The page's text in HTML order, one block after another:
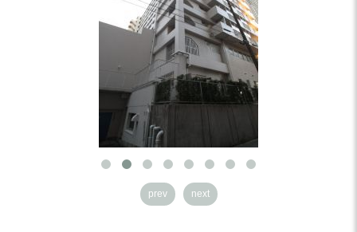
prev next